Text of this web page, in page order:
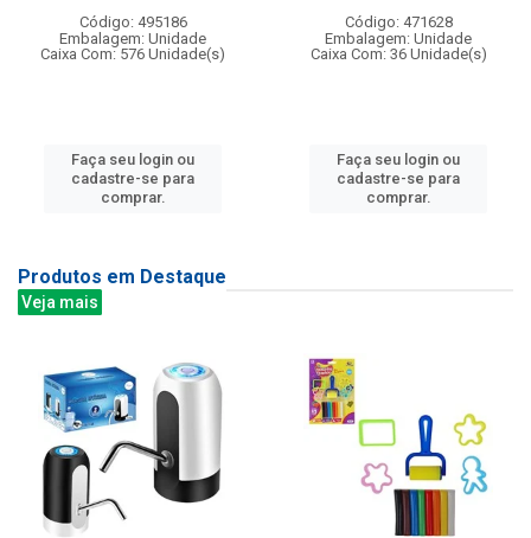
Código: 495186
Embalagem: Unidade
Caixa Com: 576 Unidade(s)
Faça seu login ou
cadastre-se para
comprar.
Código: 471628
Embalagem: Unidade
Caixa Com: 36 Unidade(s)
Faça seu login ou
cadastre-se para
comprar.
Produtos em Destaque
Veja mais